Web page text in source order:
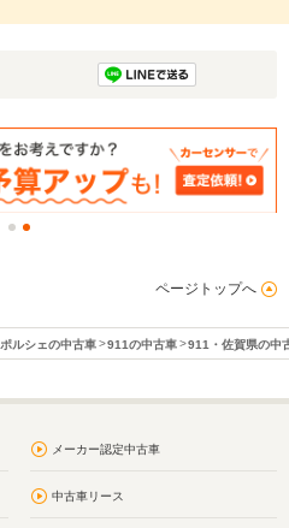
ページトップへ
ポルシェの中古車 911の中古車 911・佐賀県の中
メーカー認定中古車
中古車リース